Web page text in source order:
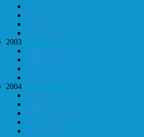
Klubbmesterskapet
Høstturneringen
KM i hurtigsjakk
KM i lynsjakk
2003
Klubbmesterskapet
Høstturneringen
KM i hurtigsjakk
KM i lynsjakk
2004
Klubbmesterskapet
Høstturneringen
KM i hurtigsjakk
KM i lynsjakk
Vår-konrad